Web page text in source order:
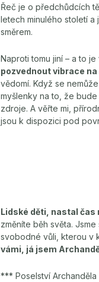
Řeč je o předchůdcích
letech minulého století a
směrem.
Naproti tomu jiní – a to je
pozvednout vibrace
vědomí. Když se
myšlenky na to, že
zdroje. A věřte mi,
jsou k dispozici pod
Lidské děti, nastal čas
změníte běh světa.
svobodné vůli, kterou v
vámi, já jsem
*** Poselství